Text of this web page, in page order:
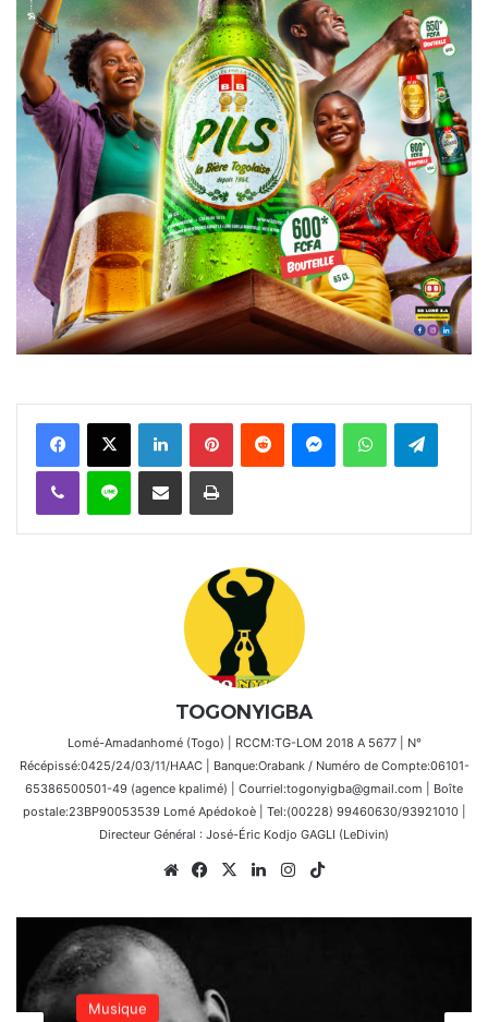
FacebookX Linkedin PinterestReddit MessengerWhatsAppTelegram
Viber Ligne Partager par email Imprimer
TOGONYIGBA
Lomé-Amadanhomé (Togo) | RCCM:TG-LOM 2018 A 5677 | N°
Récépissé:0425/24/03/11/HAAC | Banque:Orabank / Numéro de Compte:06101-
65386500501-49 (agence kpalimé) | Courriel:togonyigba@gmail.com | Boîte
postale:23BP90053539 Lomé Apédokoè | Tel:(00228) 99460630/93921010 |
Directeur Général : José-Éric Kodjo GAGLI (LeDivin)
WebsiteFacebook
X LinkedinInstagram
Santé